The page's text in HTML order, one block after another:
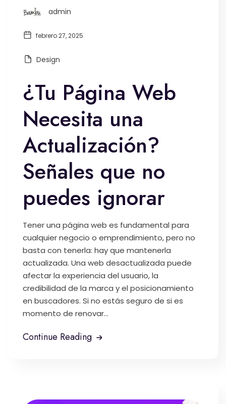
admin
febrero 27, 2025
Design
¿Tu Página Web
Necesita una
Actualización?
Señales que no
puedes ignorar
Tener una página web es fundamental para
cualquier negocio o emprendimiento, pero no
basta con tenerla: hay que mantenerla
actualizada. Una web desactualizada puede
afectar la experiencia del usuario, la
credibilidad de la marca y el posicionamiento
en buscadores. Si no estás seguro de si es
momento de renovar...
Continue Reading